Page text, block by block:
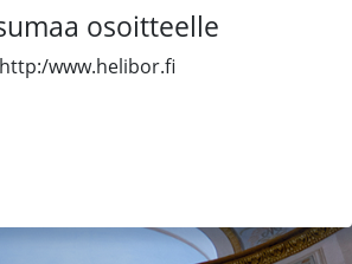
osoitteelle
http:/www.helibor.fi